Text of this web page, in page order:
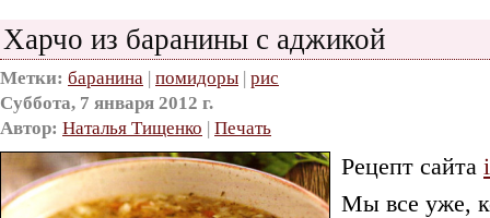
Харчо из баранины с аджикой
Метки: баранина | помидоры | рис
Суббота, 7 января 2012 г.
Автор: Наталья Тищенко | Печать
Рецепт сайта
Мы все уже,